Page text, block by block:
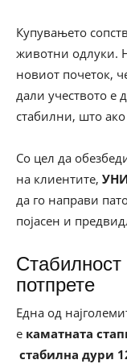
Купувањето
животни одлуки.
новиот почеток,
дали учеството е
стабилни, што
Со цел да
на клиентите, УНИ
да го направи
појасен и
потпрете
Една од
е каматната
стабилна дури